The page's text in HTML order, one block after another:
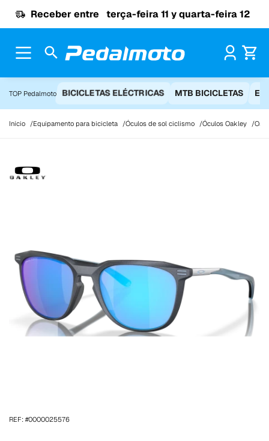
Receber entre terça-feira 11 y quarta-feira 12
TOP Pedalmoto BICICLETAS ELÉCTRICAS MTB BICICLETAS
Início Equipamento para bicicleta Óculos de sol ciclismo Óculos Oakley
REF: #0000025576